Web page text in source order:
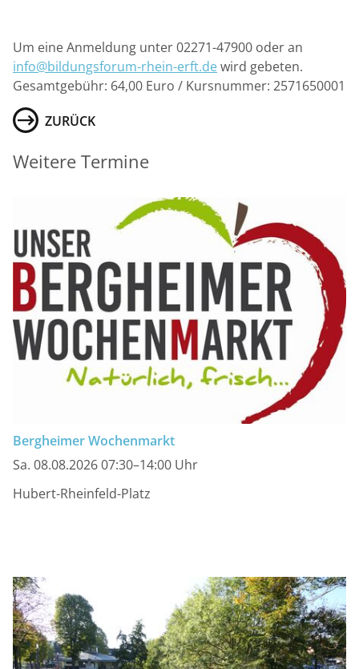
Um eine Anmeldung unter 02271-47900 oder an
info@bildungsforum-rhein-erft.dewird gebeten.
Gesamtgebühr: 64,00 Euro / Kursnummer: 2571650001
ZURÜCK
Weitere Termine
Bergheimer Wochenmarkt
Sa. 08.08.2026 07:30–14:00 Uhr
Hubert-Rheinfeld-Platz